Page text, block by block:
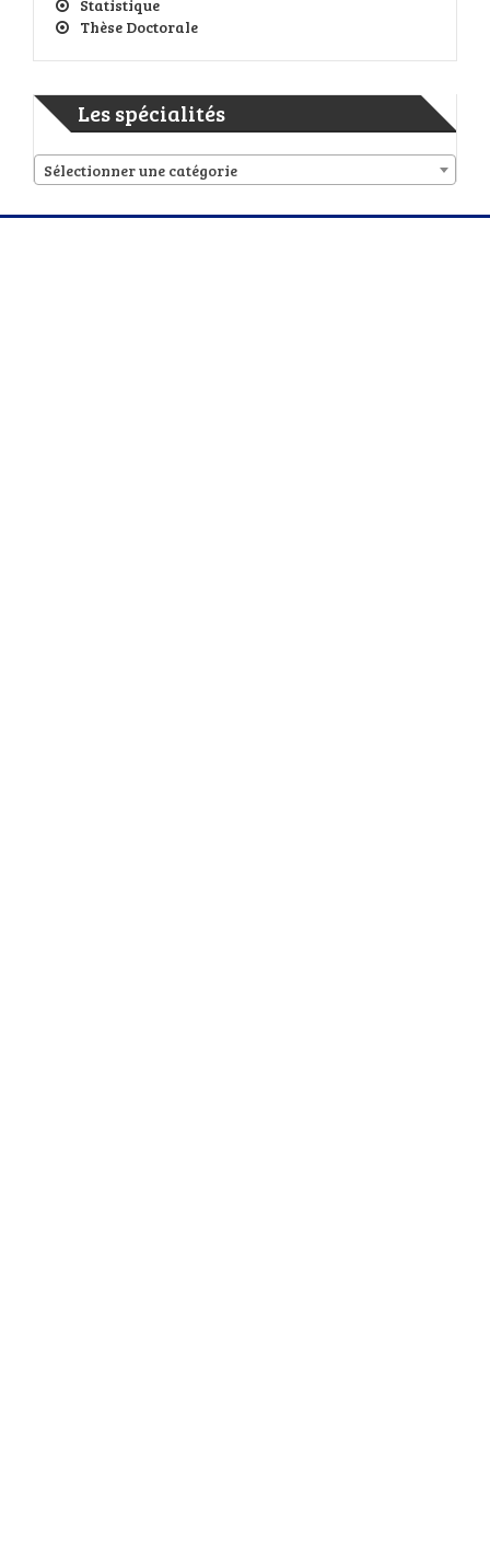
Statistique
Thèse Doctorale
Les spécialités
Sélectionner une catégorie